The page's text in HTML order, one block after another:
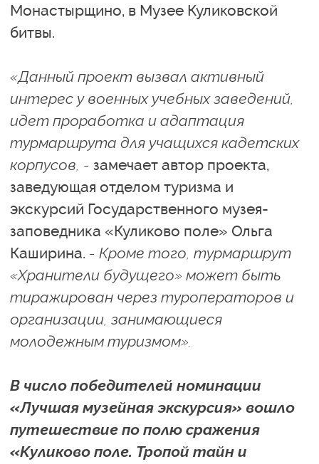
Монастырщино, в Музее Куликовской
битвы.
«Данный проект вызвал активный
интерес у военных учебных заведений,
идет проработка и адаптация
турмаршрута для учащихся кадетских
корпусов, - замечает автор проекта,
заведующая отделом туризма и
экскурсий Государственного музея-
заповедника «Куликово поле» Ольга
Каширина. - Кроме того, турмаршрут
«Хранители будущего» может быть
тиражирован через туроператоров и
организации, занимающиеся
молодежным туризмом».
В число победителей номинации
«Лучшая музейная экскурсия» вошло
путешествие по полю сражения
«Куликово поле. Тропой тайн и